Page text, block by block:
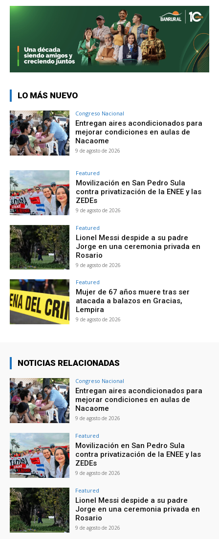
LO MÁS NUEVO
Congreso Nacional
Entregan aires acondicionados para
mejorar condiciones en aulas de
Nacaome
9 de agosto de 2026
Featured
Movilización en San Pedro Sula
contra privatización de la ENEE y las
ZEDEs
9 de agosto de 2026
Featured
Lionel Messi despide a su padre
Jorge en una ceremonia privada en
Rosario
9 de agosto de 2026
Featured
Mujer de 67 años muere tras ser
atacada a balazos en Gracias,
Lempira
9 de agosto de 2026
NOTICIAS RELACIONADAS
Congreso Nacional
Entregan aires acondicionados para
mejorar condiciones en aulas de
Nacaome
9 de agosto de 2026
Featured
Movilización en San Pedro Sula
contra privatización de la ENEE y las
ZEDEs
9 de agosto de 2026
Featured
Lionel Messi despide a su padre
Jorge en una ceremonia privada en
Rosario
9 de agosto de 2026